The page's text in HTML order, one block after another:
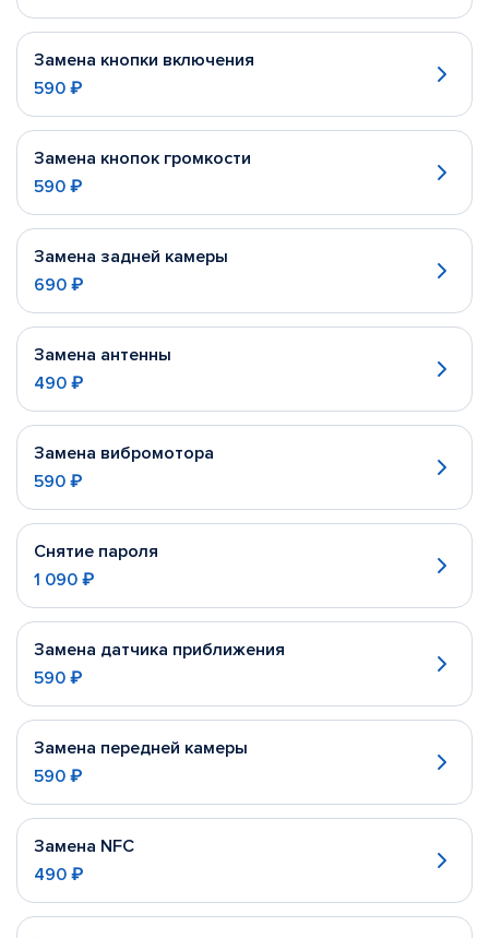
Замена кнопки включения
590 ₽
Замена кнопок громкости
590 ₽
Замена задней камеры
690 ₽
Замена антенны
490 ₽
Замена вибромотора
590 ₽
Снятие пароля
1 090 ₽
Замена датчика приближения
590 ₽
Замена передней камеры
590 ₽
Замена NFC
490 ₽